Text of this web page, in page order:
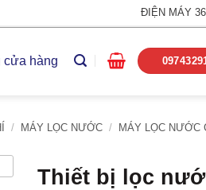
ĐIỆN MÁY
cửa hàng
/ MÁY LỌC NƯỚC / MÁY LỌC NƯỚC
Thiết bị lọc